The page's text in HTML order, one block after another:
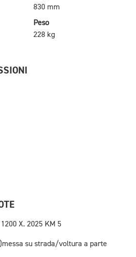
830 mm
Peso
228 kg
X. 2025 KM 5
su strada/voltura a parte